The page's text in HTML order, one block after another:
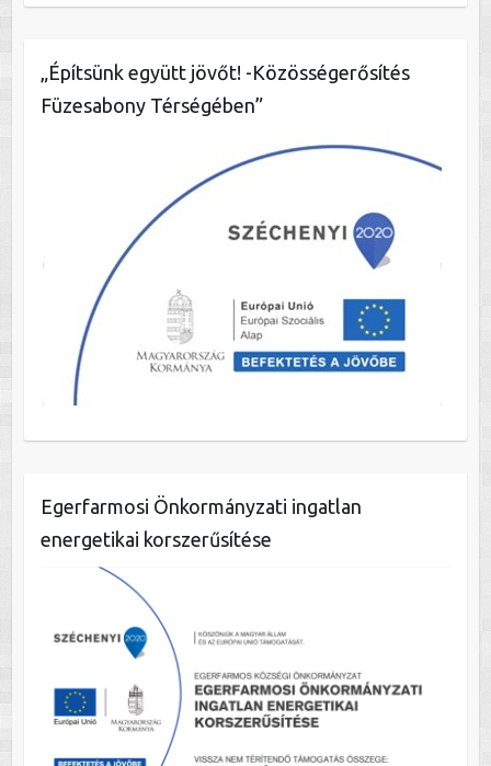
„Építsünk együtt jövőt! -Közösségerősítés
Füzesabony Térségében”
Egerfarmosi Önkormányzati ingatlan
energetikai korszerűsítése